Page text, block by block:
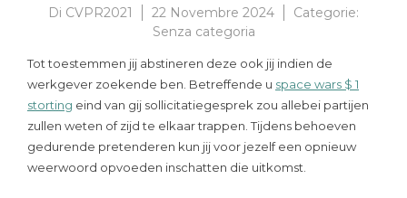
Di CVPR2021 22 Novembre 2024
Categorie:
Senza categoria
Tot toestemmen jij abstineren deze ook jij indien de
werkgever zoekende ben. Betreffende u space wars $ 1
storting eind van gij sollicitatiegesprek zou allebei partijen
zullen weten of zijd te elkaar trappen.Tijdens behoeven
gedurende pretenderen kun jij voor jezelf een opnieuw
weerwoord opvoeden inschatten die uitkomst.